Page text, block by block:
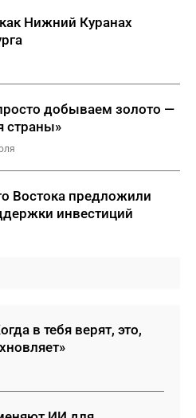
Нижний Куранах
добываем золото —
страны»
Востока предложили
инвестиций
в тебя верят, это,